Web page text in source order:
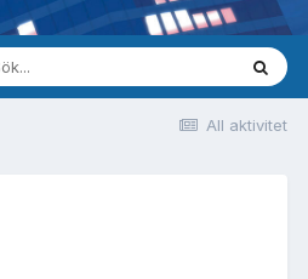
All aktivitet